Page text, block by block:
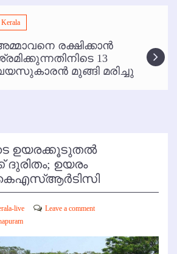
ആണ്ടു നേര്‍ച്ച ജൂണ്‍ 17 മുതല്‍
പിഷാരടി സ്റ്റേജ് ഷോകള്‍ക്ക് ഇല്ല
അനധികൃത പാര്‍ക്കിംഗ് പിരിവ് :
പരാതി തള്ളി
Kerala
രക്ഷിക്കാന്‍
13
മുങ്ങി മരിച്ചു
ഉയരക്കൂടുതല്‍
ദുരിതം; ഉയരം
live
Leave a comment